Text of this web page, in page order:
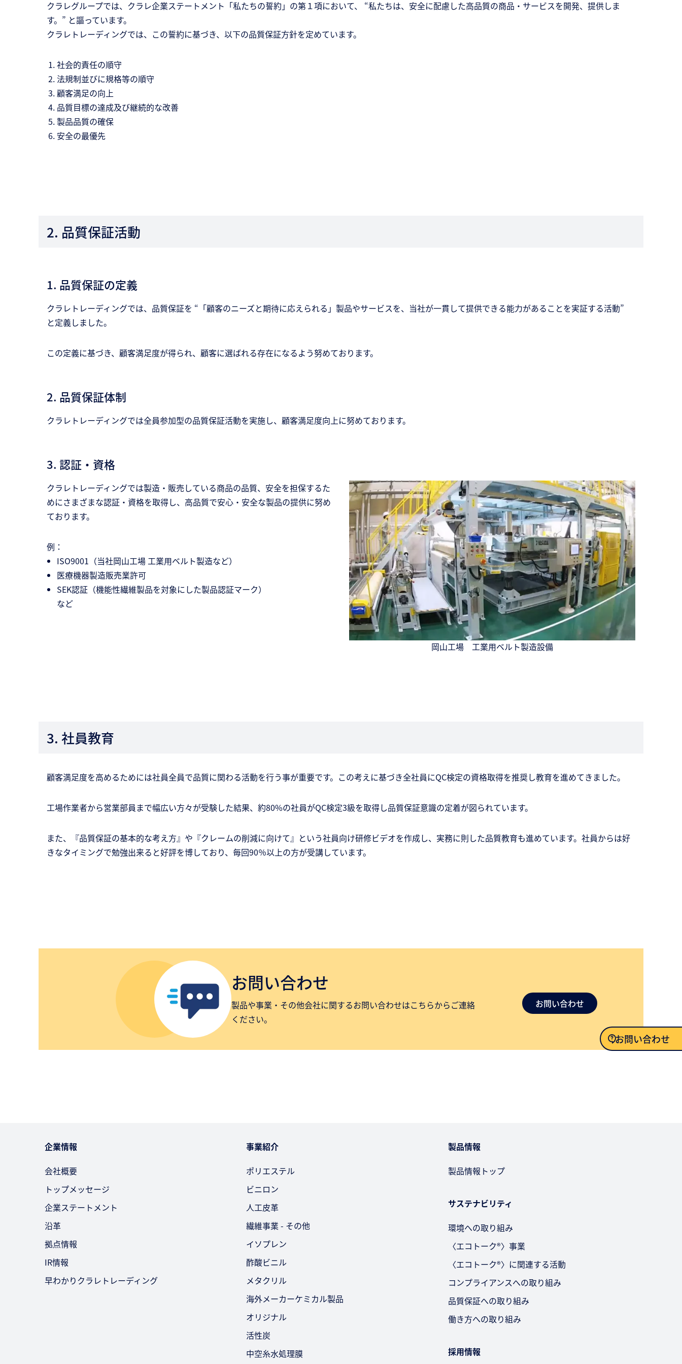
クラレグループでは、クラレ企業ステートメント「私たちの誓約」の第１項において、 “私たちは、安全に配慮した高品質の商品・サービスを開発、提供しま
す。” と謳っています。
クラレトレーディングでは、この誓約に基づき、以下の品質保証方針を定めています。
社会的責任の順守
法規制並びに規格等の順守
顧客満足の向上
品質目標の達成及び継続的な改善
製品品質の確保
安全の最優先
2. 品質保証活動
1. 品質保証の定義
クラレトレーディングでは、品質保証を “「顧客のニーズと期待に応えられる」製品やサービスを、当社が一貫して提供できる能力があることを実証する活動”
と定義しました。
この定義に基づき、顧客満足度が得られ、顧客に選ばれる存在になるよう努めております。
2. 品質保証体制
クラレトレーディングでは全員参加型の品質保証活動を実施し、顧客満足度向上に努めております。
3. 認証・資格
クラレトレーディングでは製造・販売している商品の品質、安全を担保するた
めにさまざまな認証・資格を取得し、高品質で安心・安全な製品の提供に努め
ております。
例：
ISO9001（当社岡山工場 工業用ベルト製造など）
医療機器製造販売業許可
SEK認証（機能性繊維製品を対象にした製品認証マーク）
など
岡山工場 工業用ベルト製造設備
3. 社員教育
顧客満足度を高めるためには社員全員で品質に関わる活動を行う事が重要です。この考えに基づき全社員にQC検定の資格取得を推奨し教育を進めてきました。
工場作業者から営業部員まで幅広い方々が受験した結果、約80%の社員がQC検定3級を取得し品質保証意識の定着が図られています。
また、『品質保証の基本的な考え方』や『クレームの削減に向けて』という社員向け研修ビデオを作成し、実務に則した品質教育も進めています。社員からは好
きなタイミングで勉強出来ると好評を博しており、毎回90％以上の方が受講しています。
お問い合わせ
製品や事業・その他会社に関するお問い合わせはこちらからご連絡
ください。
お問い合わせ
お問い合わせ
企業情報
会社概要
トップメッセージ
企業ステートメント
沿革
拠点情報
IR情報
早わかりクラレトレーディング
事業紹介
ポリエステル
ビニロン
人工皮革
繊維事業 - その他
イソプレン
酢酸ビニル
メタクリル
海外メーカーケミカル製品
オリジナル
活性炭
中空糸水処理膜
製品情報
製品情報トップ
サステナビリティ
環境への取り組み
〈エコトーク®〉事業
〈エコトーク®〉に関連する活動
コンプライアンスへの取り組み
品質保証への取り組み
働き方への取り組み
採用情報